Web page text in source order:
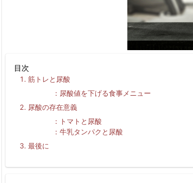
目次
筋トレと尿酸
尿酸値を下げる食事メニュー
尿酸の存在意義
トマトと尿酸
牛乳タンパクと尿酸
最後に